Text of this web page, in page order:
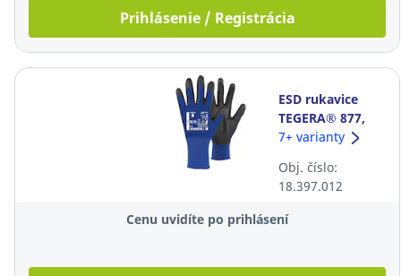
Prihlásenie / Registrácia
ESD rukavice
TEGERA® 877,
veľkosť 8,
7+ varianty
Obj. číslo:
18.397.012
Cenu uvidíte po prihlásení